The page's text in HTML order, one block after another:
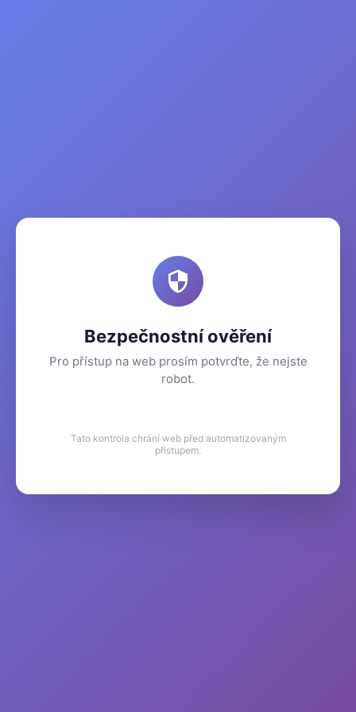
Bezpečnostní ověření
Pro přístup na web prosím potvrďte, že nejste
robot.
Tato kontrola chrání web před automatizovaným
přístupem.